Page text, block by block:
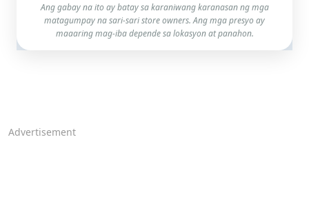
Ang gabay na ito ay batay sa karaniwang karanasan ng mga
matagumpay na sari-sari store owners. Ang mga presyo ay
maaaring mag-iba depende sa lokasyon at panahon.
Advertisement